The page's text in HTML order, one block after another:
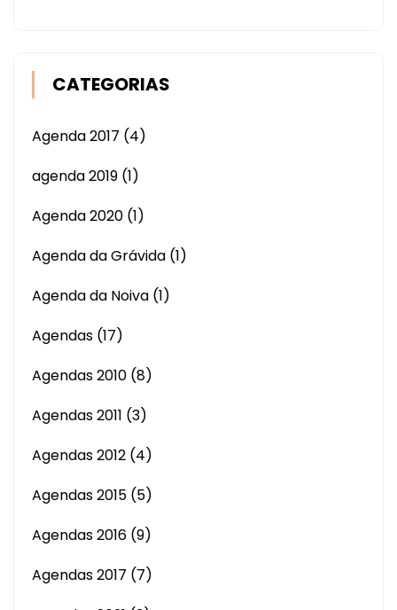
CATEGORIAS
Agenda 2017 (4)
agenda 2019 (1)
Agenda 2020 (1)
Agenda da Grávida (1)
Agenda da Noiva (1)
Agendas (17)
Agendas 2010 (8)
Agendas 2011 (3)
Agendas 2012 (4)
Agendas 2015 (5)
Agendas 2016 (9)
Agendas 2017 (7)